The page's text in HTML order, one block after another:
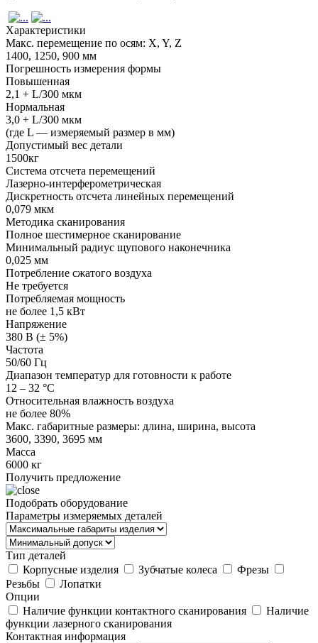
Характеристики
Макс. перемещение по осям: X, Y, Z
1400, 1250, 900 мм
Погрешность измерения формы
Повышенная
2,1 + L/300 мкм
Нормальная
3,0 + L/300 мкм
(где L — измеряемый размер в мм)
Допустимый вес детали
1500кг
Система отсчета перемещений
Лазерно-интерферометрическая
Дискретность отсчета линейных перемещений
0,079 мкм
Методика сканирования
Полное шестимерное сканирование
Минимальный радиус щупового наконечника
0,025 мм
Потребление сжатого воздуха
Не требуется
Потребляемая мощность
не более 1,5 кВт
Напряжение
380 В (± 5%)
Частота
50/60 Гц
Диапазон температур для готовности к работе
12 – 32 °С
Относительная влажность воздуха
не более 80%
Макс. габаритные размеры: длина, ширина, высота
3600, 3390, 3695 мм
Масса
6000 кг
Получить предложение
Подобрать оборудование
Параметры измеряемых деталей
Тип деталей
Корпусные изделия
Зубчатые колеса
Фрезы
Резьбы
Лопатки
Опции
Наличие функции контактного сканирования
Наличие
функции лазерного сканирования
Контактная информация